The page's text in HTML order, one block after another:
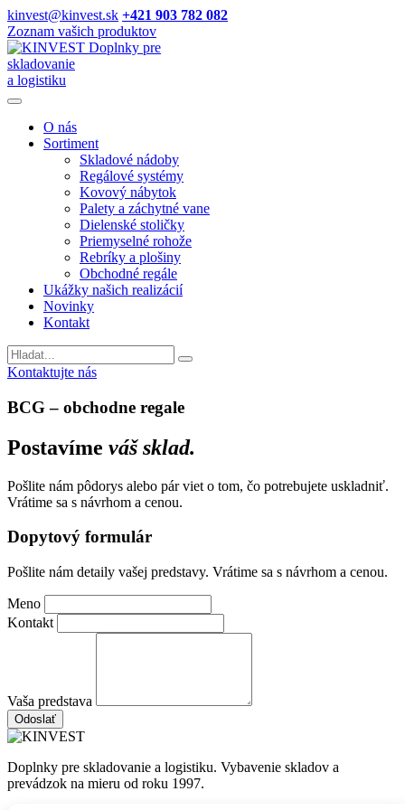
kinvest@kinvest.sk +421 903 782 082
Zoznam vašich produktov
Doplnky pre
skladovanie
a logistiku
O nás
Sortiment
Skladové nádoby
Regálové systémy
Kovový nábytok
Palety a záchytné vane
Dielenské stoličky
Priemyselné rohože
Rebríky a plošiny
Obchodné regále
Ukážky našich realizácií
Novinky
Kontakt
Vyhladavanie
Kontaktujte nás
BCG – obchodne regale
Postavíme váš sklad.
Pošlite nám pôdorys alebo pár viet o tom, čo potrebujete uskladniť.
Vrátime sa s návrhom a cenou.
Dopytový formulár
Pošlite nám detaily vašej predstavy. Vrátime sa s návrhom a cenou.
Meno
Kontakt
Vaša predstava
Odoslať
Doplnky pre skladovanie a logistiku. Vybavenie skladov a
prevádzok na mieru od roku 1997.